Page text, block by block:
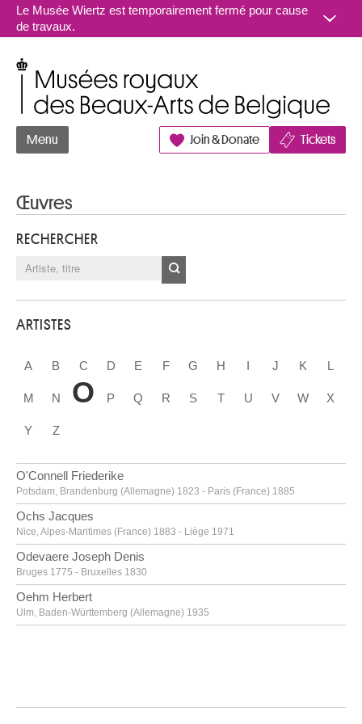
Aller au contenu
Le Musée Wiertz est temporairement fermé pour cause
de travaux.
Menu Join & Donate Tickets
Œuvres
RECHERCHER
ARTISTES
A B C D E F G H I J K L
M N O P Q R S T U V W X
Y Z
O'Connell Friederike
Potsdam, Brandenburg (Allemagne) 1823 - Paris (France) 1885
Ochs Jacques
Nice, Alpes-Maritimes (France) 1883 - Liège 1971
Odevaere Joseph Denis
Bruges 1775 - Bruxelles 1830
Oehm Herbert
Ulm, Baden-Württemberg (Allemagne) 1935